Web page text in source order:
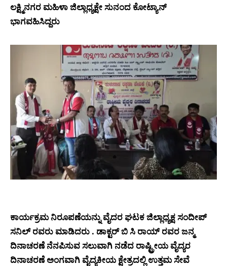
ಲಕ್ಷ್ಮಿನಗರ ಮಹಿಳಾ ಜಿಲ್ಲಾಧ್ಯಕ್ಷೇ ಸುನಂದ ಕೋಟ್ಯಾನ್
ಭಾಗವಹಿಸಿದ್ದರು
ಕಾರ್ಯಕ್ರಮ ನಿರೂಪಣೆಯನ್ನು ವೈದರ ಘಟಕ ಜಿಲ್ಲಾಧ್ಯಕ್ಷ ಸಂದೀಪ್
ಸನಿಲ್ ರವರು ಮಾಡಿದರು . ಡಾಕ್ಟರ್ ಬಿ ಸಿ ರಾಯ್ ರವರ ಜನ್ಮ
ದಿನಾಚರಣೆ ನೆನಪಿಸುವ ಸಲುವಾಗಿ ನಡೆದ ರಾಷ್ಟ್ರೀಯ ವೈದ್ಯರ
ದಿನಾಚರಣೆ ಅಂಗವಾಗಿ ವೈದ್ಯಕೀಯ ಕ್ಷೇತ್ರದಲ್ಲಿ ಉತ್ತಮ ಸೇವೆ